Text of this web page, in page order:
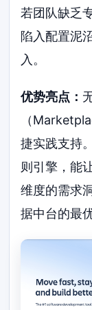
若团队缺乏
陷入配置泥
入。
优势亮点：
（
捷实践支持
则引擎，能
维度的需求
据中台的最